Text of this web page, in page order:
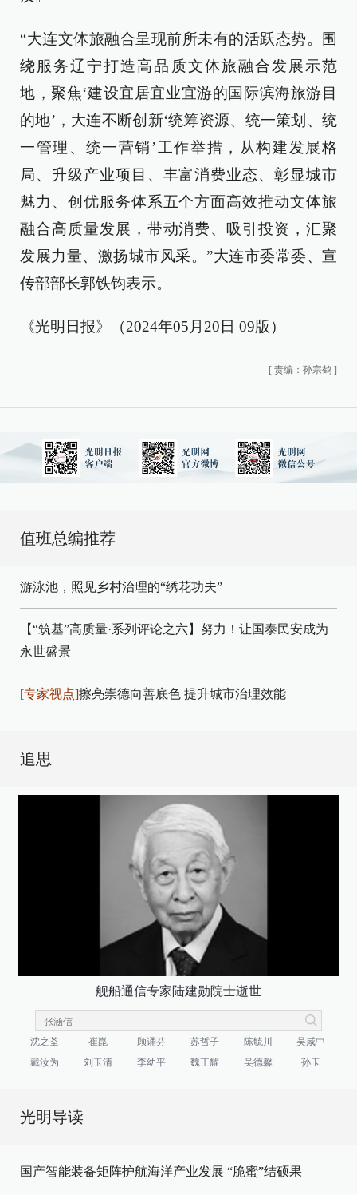
“大连文体旅融合呈现前所未有的活跃态势。围
绕服务辽宁打造高品质文体旅融合发展示范
地，聚焦‘建设宜居宜业宜游的国际滨海旅游目
的地’，大连不断创新‘统筹资源、统一策划、统
一管理、统一营销’工作举措，从构建发展格
局、升级产业项目、丰富消费业态、彰显城市
魅力、创优服务体系五个方面高效推动文体旅
融合高质量发展，带动消费、吸引投资，汇聚
发展力量、激扬城市风采。”大连市委常委、宣
传部部长郭铁钧表示。
《光明日报》（2024年05月20日 09版）
[ 责编：孙宗鹤 ]
值班总编推荐
游泳池，照见乡村治理的“绣花功夫”
【“筑基”高质量·系列评论之六】努力！让国泰民安成为
永世盛景
[专家视点]擦亮崇德向善底色 提升城市治理效能
追思
舰船通信专家陆建勋院士逝世
沈之荃 崔崑 顾诵芬 苏哲子 陈毓川
吴咸中
戴汝为
刘玉清 李幼平 魏正耀 吴德馨 孙玉
光明导读
国产智能装备矩阵护航海洋产业发展 “脆蜜”结硕果